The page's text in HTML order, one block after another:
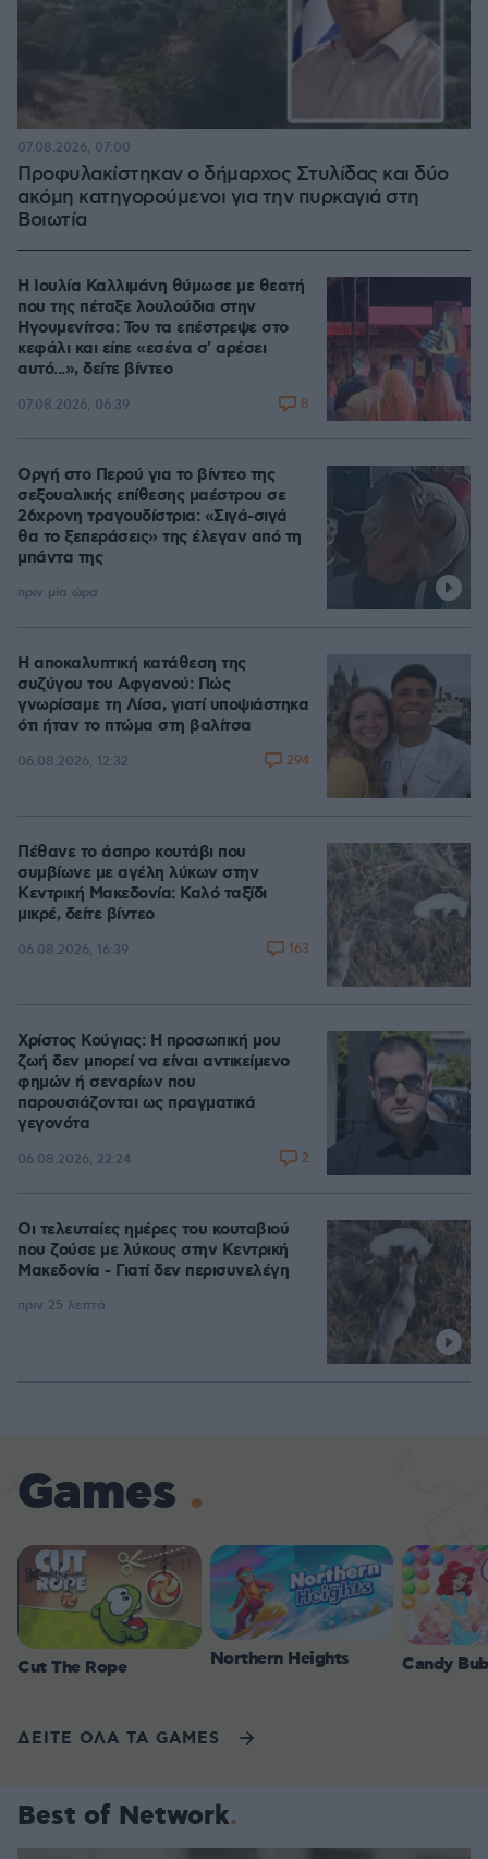
Προφυλακίστηκαν ο δήμαρχος Στυλίδας και δύο
ακόμη κατηγορούμενοι για την πυρκαγιά στη
Βοιωτία
07.08.2026, 07:00
Η Ιουλία Καλλιμάνη θύμωσε με θεατή
που της πέταξε λουλούδια στην
Ηγουμενίτσα: Του τα επέστρεψε στο
κεφάλι και είπε «εσένα σ' αρέσει
αυτό...», δείτε βίντεο
07.08.2026, 06:39 8
Οργή στο Περού για το βίντεο της
σεξουαλικής επίθεσης μαέστρου σε
26χρονη τραγουδίστρια: «Σιγά-σιγά
θα το ξεπεράσεις» της έλεγαν από τη
μπάντα της
πριν μία ώρα
Η αποκαλυπτική κατάθεση της
συζύγου του Αφγανού: Πώς
γνωρίσαμε τη Λίσα, γιατί υποψιάστηκα
ότι ήταν το πτώμα στη βαλίτσα
06.08.2026, 12:32 294
Πέθανε το άσπρο κουτάβι που
συμβίωνε με αγέλη λύκων στην
Κεντρική Μακεδονία: Καλό ταξίδι
μικρέ, δείτε βίντεο
06.08.2026, 16:39 163
Χρίστος Κούγιας: Η προσωπική μου
ζωή δεν μπορεί να είναι αντικείμενο
φημών ή σεναρίων που
παρουσιάζονται ως πραγματικά
γεγονότα
06.08.2026, 22:24 2
Οι τελευταίες ημέρες του κουταβιού
που ζούσε με λύκους στην Κεντρική
Μακεδονία - Γιατί δεν περισυνελέγη
πριν 25 λεπτά
Games
Cut The Rope Northern Heights Candy
ΔΕΙΤΕ ΟΛΑ ΤΑ GAMES
Best of Network